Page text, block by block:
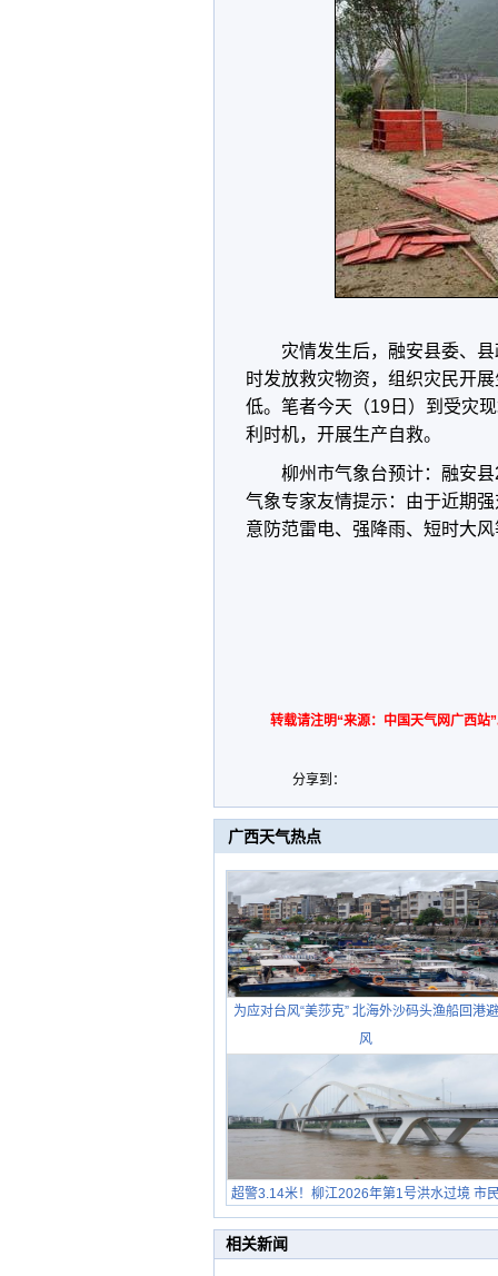
灾情发生后，融安县委、
时发放救灾物资，组织灾民开
低。笔者今天（19日）到受灾
利时机，开展生产自救。
柳州市气象台预计：融安
气象专家友情提示：由于近期
意防范雷电、强降雨、短时大
转载请注明“来源：中国天气网广西站
分享到：
广西天气热点
为应对台风“美莎克” 北海外沙码头渔船回港避
风
超警3.14米！柳江2026年第1号洪水过境 市
在堤岸见证汛况
相关新闻